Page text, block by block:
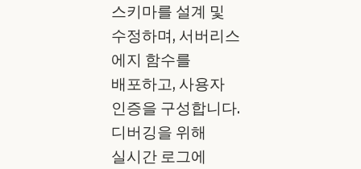
스키마를 설계 및
수정하며, 서버리스
에지 함수를
배포하고, 사용자
인증을 구성합니다.
디버깅을 위해
실시간 로그에